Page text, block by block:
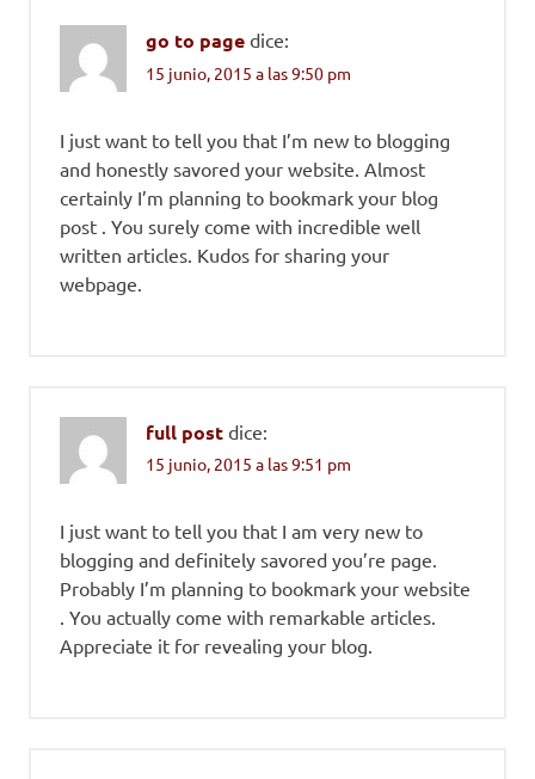
go to page dice:
15 junio, 2015 a las 9:50 pm
I just want to tell you that I’m new to blogging
and honestly savored your website. Almost
certainly I’m planning to bookmark your blog
post . You surely come with incredible well
written articles. Kudos for sharing your
webpage.
full post dice:
15 junio, 2015 a las 9:51 pm
I just want to tell you that I am very new to
blogging and definitely savored you’re page.
Probably I’m planning to bookmark your website
. You actually come with remarkable articles.
Appreciate it for revealing your blog.